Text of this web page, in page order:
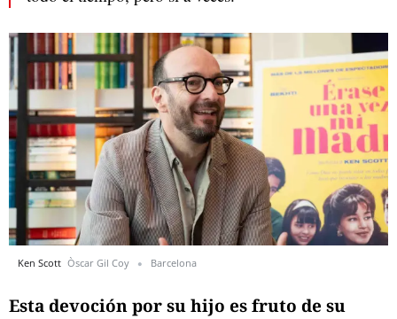
Ken Scott Òscar Gil Coy Barcelona
Esta devoción por su hijo es fruto de su